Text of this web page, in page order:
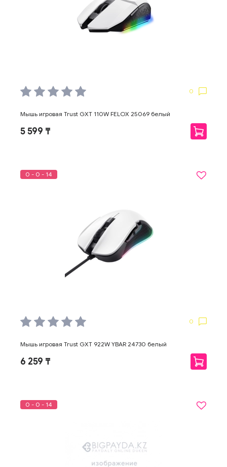
0
Мышь игровая Trust GXT 110W FELOX 25069 белый
5 599 ₸
0 - 0 - 14
0
Мышь игровая Trust GXT 922W YBAR 24730 белый
6 259 ₸
0 - 0 - 14